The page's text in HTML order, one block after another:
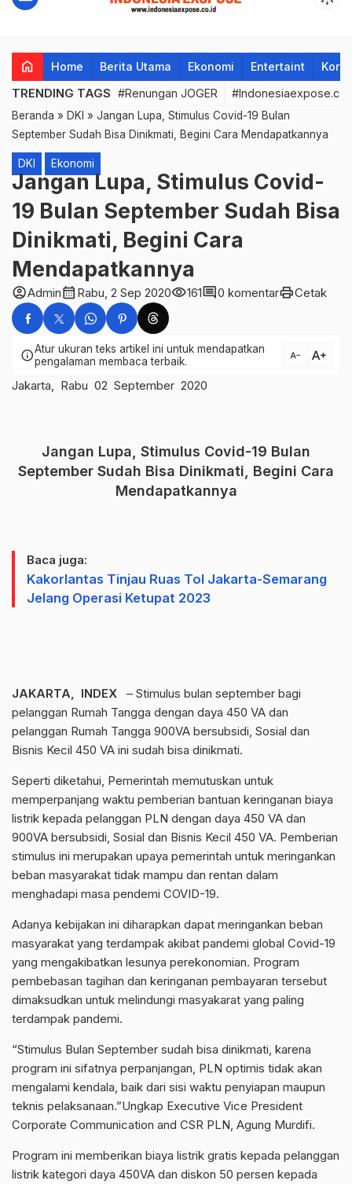
home Home Berita Utama Ekonomi Entertaint
TRENDING TAGS #Renungan JOGER
Beranda » DKI » Jangan Lupa, Stimulus Covid-19 Bulan
September Sudah Bisa Dinikmati, Begini Cara Mendapatkannya
DKI Ekonomi
Jangan Lupa, Stimulus Covid-
19 Bulan September Sudah Bisa
Dinikmati, Begini Cara
Mendapatkannya
account_circleAdmincalendar_month Rabu, 2 Sep 2020visibility161comment0 komentarprintCetak
infoAtur ukuran teks artikel ini untuk mendapatkan
pengalaman membaca terbaik.
text_decrease text_increase
Jakarta, Rabu 02 September 2020
Jangan Lupa, Stimulus Covid-19 Bulan
September Sudah Bisa Dinikmati, Begini Cara
Mendapatkannya
Baca juga:
Kakorlantas Tinjau Ruas Tol Jakarta-Semarang
Jelang Operasi Ketupat 2023
JAKARTA, INDEX – Stimulus bulan september bagi
pelanggan Rumah Tangga dengan daya 450 VA dan
pelanggan Rumah Tangga 900VA bersubsidi, Sosial dan
Bisnis Kecil 450 VA ini sudah bisa dinikmati.
Seperti diketahui, Pemerintah memutuskan untuk
memperpanjang waktu pemberian bantuan keringanan biaya
listrik kepada pelanggan PLN dengan daya 450 VA dan
900VA bersubsidi, Sosial dan Bisnis Kecil 450 VA. Pemberian
stimulus ini merupakan upaya pemerintah untuk meringankan
beban masyarakat tidak mampu dan rentan dalam
menghadapi masa pendemi COVID-19.
Adanya kebijakan ini diharapkan dapat meringankan beban
masyarakat yang terdampak akibat pandemi global Covid-19
yang mengakibatkan lesunya perekonomian. Program
pembebasan tagihan dan keringanan pembayaran tersebut
dimaksudkan untuk melindungi masyakarat yang paling
terdampak pandemi.
“Stimulus Bulan September sudah bisa dinikmati, karena
program ini sifatnya perpanjangan, PLN optimis tidak akan
mengalami kendala, baik dari sisi waktu penyiapan maupun
teknis pelaksanaan.”Ungkap Executive Vice President
Corporate Communication and CSR PLN, Agung Murdifi.
Program ini memberikan biaya listrik gratis kepada pelanggan
listrik kategori daya 450VA dan diskon 50 persen kepada